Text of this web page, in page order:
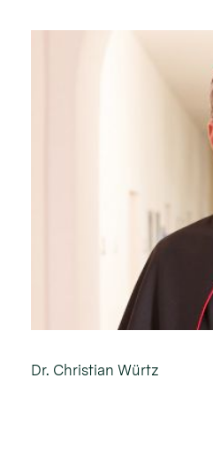
Dr. Christian Würtz